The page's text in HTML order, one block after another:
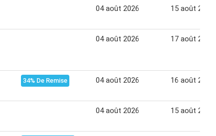
04 août 2026 15 août 2026
04 août 2026 17 août 2026
34% De Remise 04 août 2026 16 août 2026
04 août 2026 15 août 2026